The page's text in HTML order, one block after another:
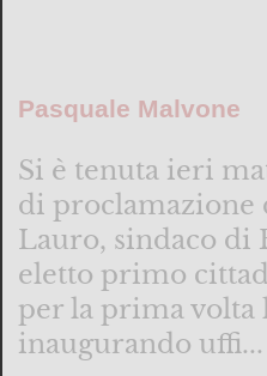
Pasquale Malvone
Si è tenuta ieri
di proclamazione
Lauro, sindaco di
eletto primo
per la prima volta
inaugurando uffi...